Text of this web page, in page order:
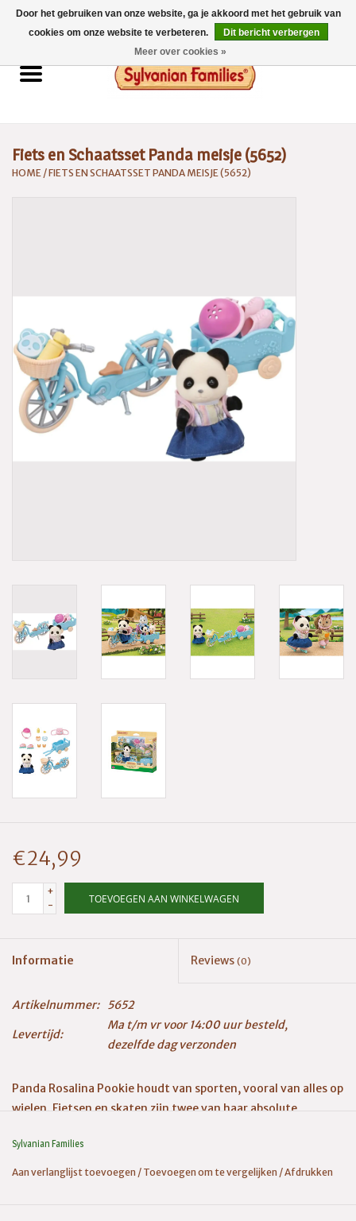
0 Artikelen - €0,00
Home
Catalogus 2026
Fiets en Schaatsset Panda meisje (5652)
HOME /FIETS EN SCHAATSSET PANDA MEISJE (5652)
€24,99
+
-
TOEVOEGEN AAN WINKELWAGEN
Informatie Reviews (0)
Artikelnummer: 5652
Levertijd:
Ma t/m vr voor 14:00 uur besteld,
dezelfde dag verzonden
Panda Rosalina Pookie houdt van sporten, vooral van alles op
wielen. Fietsen en skaten zijn twee van haar absolute
haar fiets of rolschaatsen. Haar vertrouwde fiets heeft een
bijpassende aanhanger die ze kan vullen met haar
Sylvanian Families
Aan verlanglijst toevoegen / Toevoegen om te vergelijken /Afdrukken
Door het gebruiken van onze website, ga je akkoord met het gebruik van
cookies om onze website te verbeteren.
Dit bericht verbergen
Meer over cookies »